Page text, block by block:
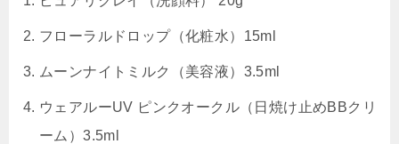
フローラルドロップ（化粧水）15ml
ムーンナイトミルク（美容液）3.5ml
ウェアルーUV ピンクオークル（日焼け止めBBクリ
ーム）3.5ml